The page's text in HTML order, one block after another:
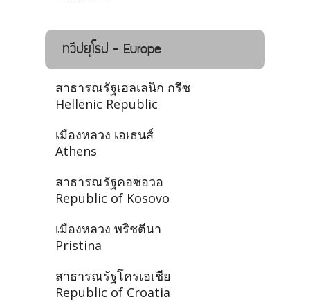
ทวีปยุโรป - Europe
สาธารณรัฐเฮลเลนิก กรีซ
Hellenic Republic
เมืองหลวง เอเธนส์
Athens
สาธารณรัฐคอซอวอ
Republic of Kosovo
เมืองหลวง พริชตีนา
Pristina
สาธารณรัฐโครเอเชีย
Republic of Croatia